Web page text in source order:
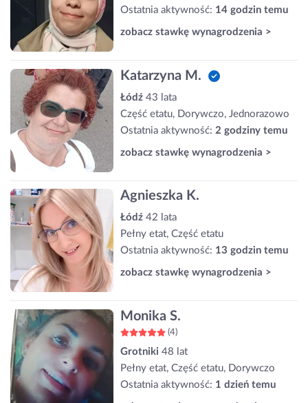
Ostatnia aktywność: 14 godzin temu
zobacz stawkę wynagrodzenia >
Katarzyna M.
Łódź 43 lata
Część etatu, Dorywczo, Jednorazowo
Ostatnia aktywność: 2 godziny temu
zobacz stawkę wynagrodzenia >
Agnieszka K.
Łódź 42 lata
Pełny etat, Część etatu
Ostatnia aktywność: 13 godzin temu
zobacz stawkę wynagrodzenia >
Monika S.
(4)
Grotniki 48 lat
Pełny etat, Część etatu, Dorywczo
Ostatnia aktywność: 1 dzień temu